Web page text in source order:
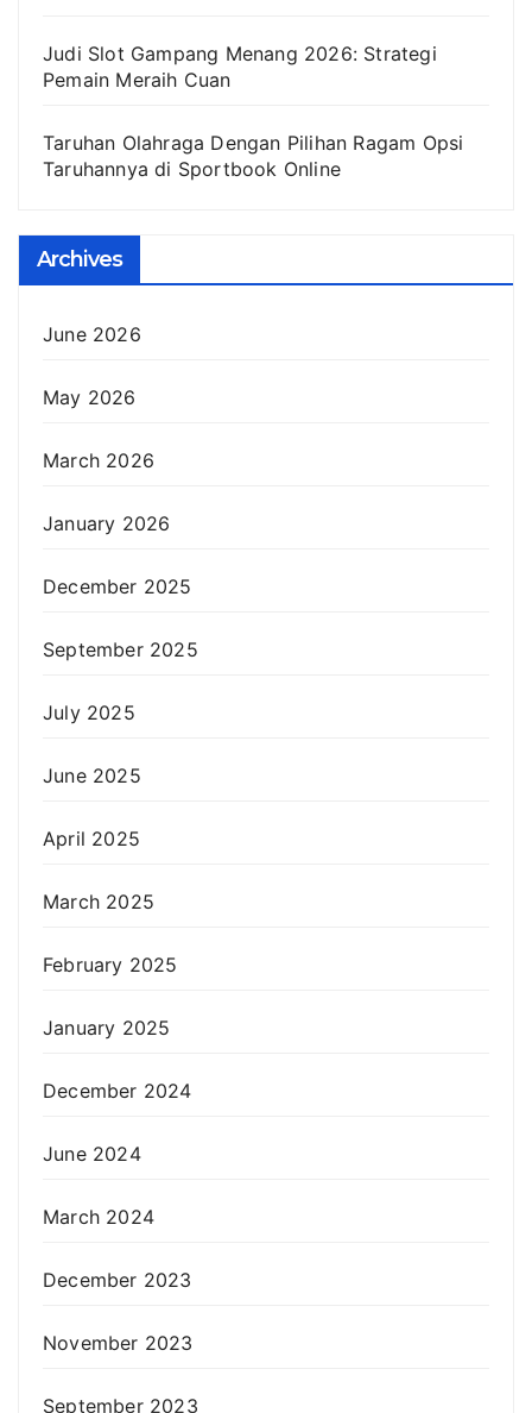
Judi Slot Gampang Menang 2026: Strategi
Pemain Meraih Cuan
Taruhan Olahraga Dengan Pilihan Ragam Opsi
Taruhannya di Sportbook Online
Archives
June 2026
May 2026
March 2026
January 2026
December 2025
September 2025
July 2025
June 2025
April 2025
March 2025
February 2025
January 2025
December 2024
June 2024
March 2024
December 2023
November 2023
September 2023